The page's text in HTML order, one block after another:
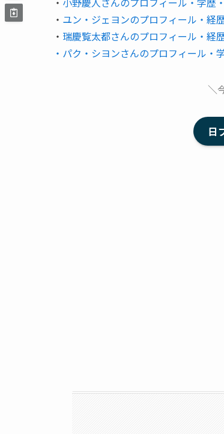
・ ユン・ジェヨンのプロフィール・経
・ 瑞慶覧太都さんのプロフィール・経
・パク・シヨンさんのプロフィール・
＼
日